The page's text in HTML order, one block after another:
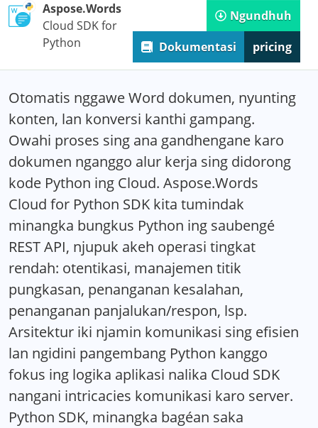
Aspose.Words
Cloud SDK for
Python
Ngundhuh
Dokumentasi
pricing
Otomatis nggawe Word dokumen, nyunting
konten, lan konversi kanthi gampang.
Owahi proses sing ana gandhengane karo
dokumen nganggo alur kerja sing didorong
kode Python ing Cloud. Aspose.Words
Cloud for Python SDK kita tumindak
minangka bungkus Python ing saubengé
REST API, njupuk akeh operasi tingkat
rendah: otentikasi, manajemen titik
pungkasan, penanganan kesalahan,
penanganan panjalukan/respon, lsp.
Arsitektur iki njamin komunikasi sing efisien
lan ngidini pangembang Python kanggo
fokus ing logika aplikasi nalika Cloud SDK
nangani intricacies komunikasi karo server.
Python SDK, minangka bagéan saka